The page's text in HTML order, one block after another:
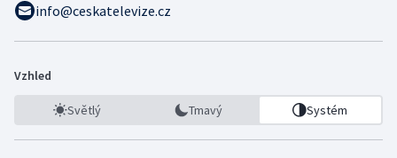
info@ceskatelevize.cz
Vzhled
Světlý Tmavý Systém